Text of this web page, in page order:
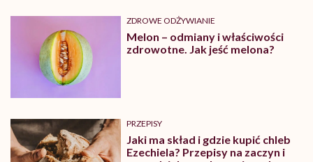
ZDROWE ODŻYWIANIE
Melon – odmiany i właściwości
zdrowotne. Jak jeść melona?
PRZEPISY
Jaki ma skład i gdzie kupić chleb
Ezechiela? Przepisy na zaczyn i